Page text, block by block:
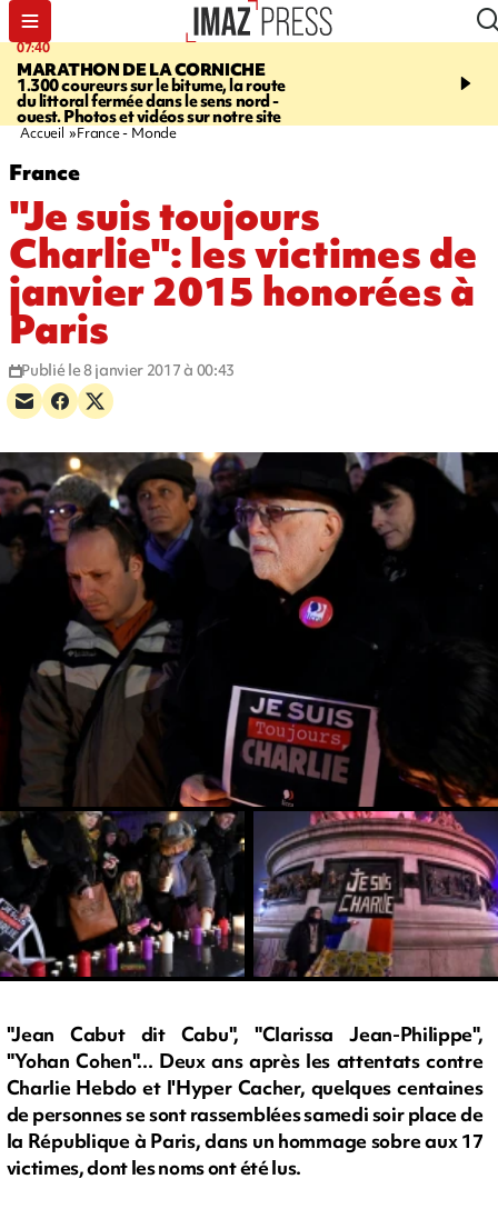
07:40
MARATHON DE LA CORNICHE
1.300 coureurs sur le bitume, la route
du littoral fermée dans le sens nord -
ouest. Photos et vidéos sur notre site
10:33
l’enfance - une
Accueil France - Monde
France
"Je suis toujours
Charlie": les victimes de
janvier 2015 honorées à
Paris
Publié le 8 janvier 2017 à 00:43
"Jean Cabut dit Cabu", "Clarissa Jean-Philippe",
"Yohan Cohen"... Deux ans après les attentats contre
Charlie Hebdo et l'Hyper Cacher, quelques centaines
de personnes se sont rassemblées samedi soir place de
la République à Paris, dans un hommage sobre aux 17
victimes, dont les noms ont été lus.